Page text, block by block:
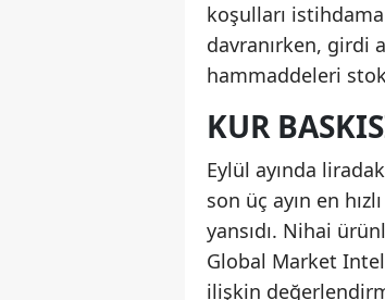
koşulları
davranırken, girdi
hammaddeleri
KUR
Eylül ayında
son üç ayın en
yansıdı. Nihai
Global Market
ilişkin